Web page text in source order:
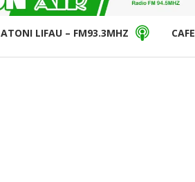
ATONI LIFAU – FM93.3MHZ